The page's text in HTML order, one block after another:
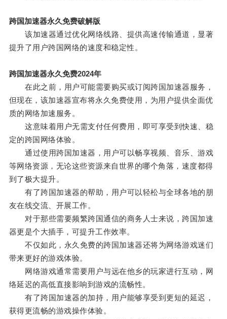
跨国加速器永久免费破解版
该加速器通过优化网络线路、提供高速传输通道，显著
提升了用户跨国网络的速度和稳定性。
跨国加速器永久免费2024年
在此之前，用户可能需要购买或订阅跨国加速器服务，
但现在，该加速器宣布将永久免费使用，为用户提供全面优
质的网络加速服务。
这意味着用户无需支付任何费用，即可享受到快速、稳
定的跨国网络体验。
通过使用跨国加速器，用户可以畅享视频、音乐、游戏
等网络资源，无论这些资源来自世界的哪个角落，速度都得
到了极大提升。
有了跨国加速器的帮助，用户可以轻松与全球各地的朋
友在线交流、开展工作。
对于那些需要频繁跨国通信的商务人士来说，跨国加速
器更是个大插手，可提升工作效率。
不仅如此，永久免费的跨国加速器还将为网络游戏迷们
带来更好的游戏体验。
网络游戏通常需要用户与远在他乡的玩家进行互动，网
络延迟的高低直接影响到游戏的流畅性。
有了跨国加速器的加持，用户能够享受到更短的延迟，
获得更流畅的游戏操作体验。